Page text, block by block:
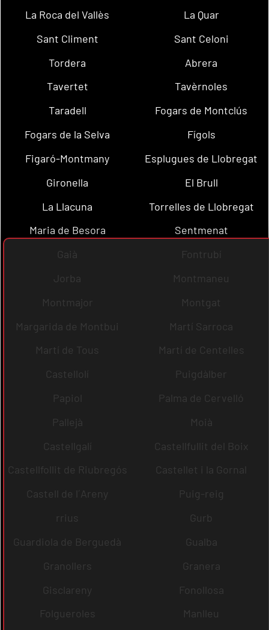
La Roca del Vallès
La Quar
Sant Climent
Sant Celoni
Tordera
Abrera
Tavertet
Tavèrnoles
Taradell
Fogars de Montclús
Fogars de la Selva
Fígols
Figaró-Montmany
Esplugues de Llobregat
Gironella
El Brull
La Llacuna
Torrelles de Llobregat
Maria de Besora
Sentmenat
Gaià
Fontrubí
Jorba
Montmaneu
Montmajor
Montgat
Margarida de Montbui
Martí Sarroca
Martí de Tous
Martí de Centelles
Castellolí
Puigdàlber
Papiol
Palma de Cervelló
Pallejà
Moià
Castellgalí
Castellfullit del Boix
Castellfollit de Riubregós
Castellet i la Gornal
Castell de l´Areny
Puig-reig
rrius
Gurb
Guardiola de Berguedà
Gualba
Granollers
Granera
Gisclareny
Fonollosa
Folgueroles
Manlleu